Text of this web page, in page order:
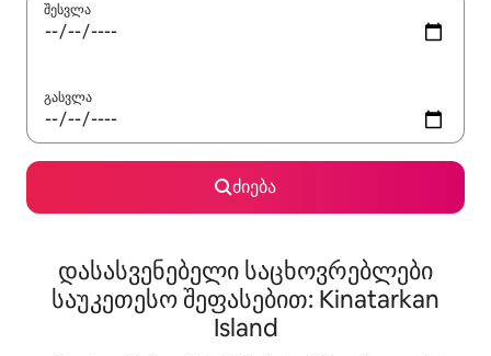
შესვლა
გასვლა
ძიება
დასასვენებელი საცხოვრებლები
საუკეთესო შეფასებით: Kinatarkan
Island